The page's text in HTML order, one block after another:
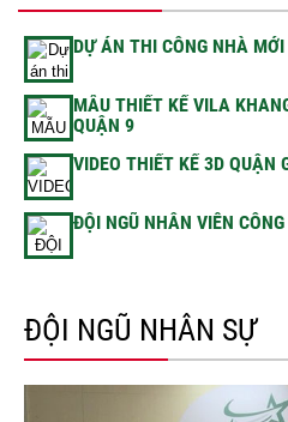
DỰ ÁN THI CÔNG NHÀ
MẪU THIẾT KẾ VILA
QUẬN 9
VIDEO THIẾT KẾ 3D QUẬN
ĐỘI NGŨ NHÂN VIÊN
ĐỘI NGŨ NHÂN SỰ